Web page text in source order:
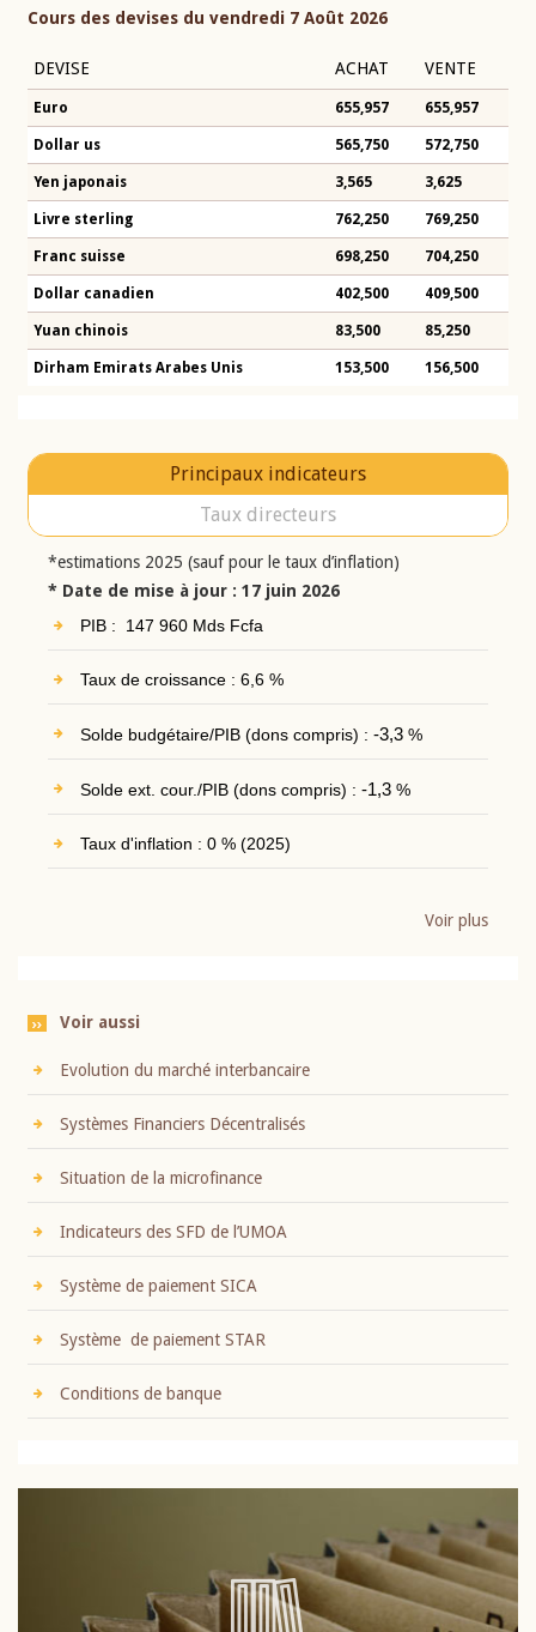
Cours des devises du vendredi 7 Août 2026
DEVISE ACHAT VENTE
Euro 655,957 655,957
Dollar us 565,750 572,750
Yen japonais 3,565 3,625
Livre sterling 762,250 769,250
Franc suisse 698,250 704,250
Dollar canadien 402,500 409,500
Yuan chinois 83,500 85,250
Dirham Emirats Arabes Unis 153,500 156,500
Principaux indicateurs
Taux directeurs
*estimations 2025 (sauf pour le taux d’inflation)
* Date de mise à jour : 17 juin 2026
PIB : 147 960 Mds Fcfa
Taux de croissance : 6,6 %
Solde budgétaire/PIB (dons compris) : -3,3%
Solde ext. cour./PIB (dons compris) : -1,3%
Taux d'inflation : 0 % (2025)
Voir plus
Voir aussi
Evolution du marché interbancaire
Systèmes Financiers Décentralisés
Situation de la microfinance
Indicateurs des SFD de l’UMOA
Système de paiement SICA
Système de paiement STAR
Conditions de banque